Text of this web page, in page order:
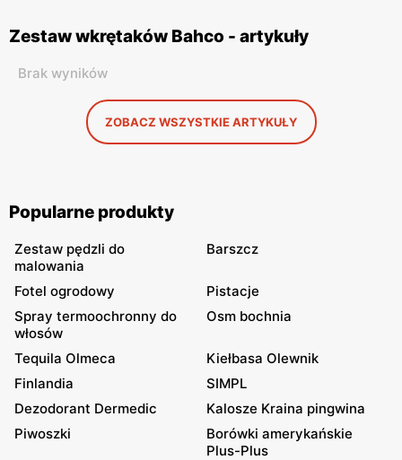
Zestaw wkrętaków Bahco - artykuły
Brak wyników
ZOBACZ WSZYSTKIE ARTYKUŁY
Popularne produkty
Zestaw pędzli do
malowania
Barszcz
Fotel ogrodowy
Pistacje
Spray termoochronny do
włosów
Osm bochnia
Tequila Olmeca
Kiełbasa Olewnik
Finlandia
SIMPL
Dezodorant Dermedic
Kalosze Kraina pingwina
Piwoszki
Borówki amerykańskie
Plus-Plus